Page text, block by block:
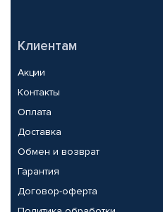
Клиентам
Акции
Контакты
Оплата
Доставка
Обмен и возврат
Гарантия
Договор-оферта